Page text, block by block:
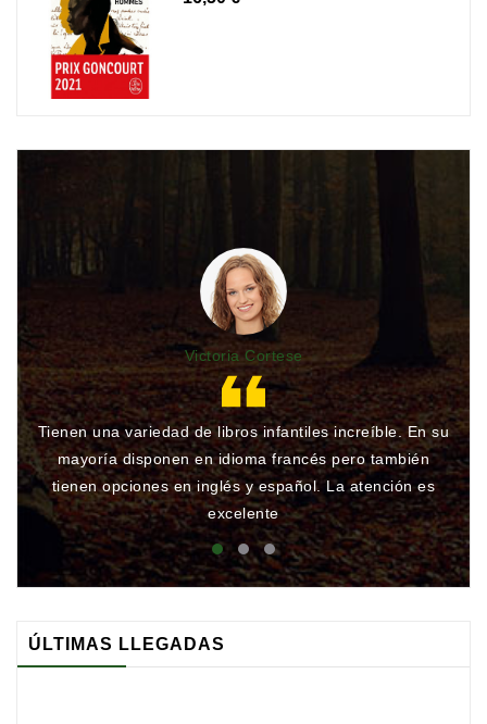
Victoria Cortese
Tienen una variedad de libros infantiles increíble. En su
mayoría disponen en idioma francés pero también
tienen opciones en inglés y español. La atención es
excelente
ÚLTIMAS LLEGADAS